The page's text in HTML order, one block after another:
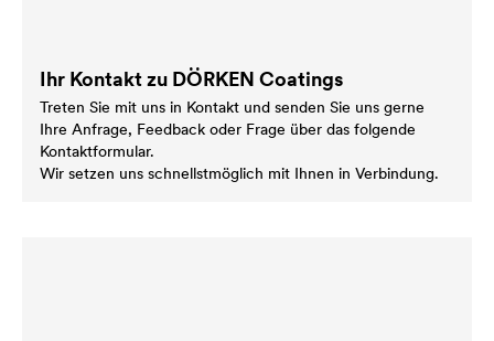
Ihr Kontakt zu DÖRKEN Coatings
Treten Sie mit uns in Kontakt und senden Sie uns gerne
Ihre Anfrage, Feedback oder Frage über das folgende
Kontaktformular.
Wir setzen uns schnellstmöglich mit Ihnen in Verbindung.